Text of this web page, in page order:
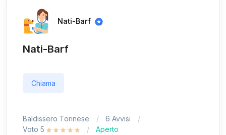
Nati-Barf
Nati-Barf
Chiama
Baldissero Torinese
6 Avvisi
Voto 5
Aperto